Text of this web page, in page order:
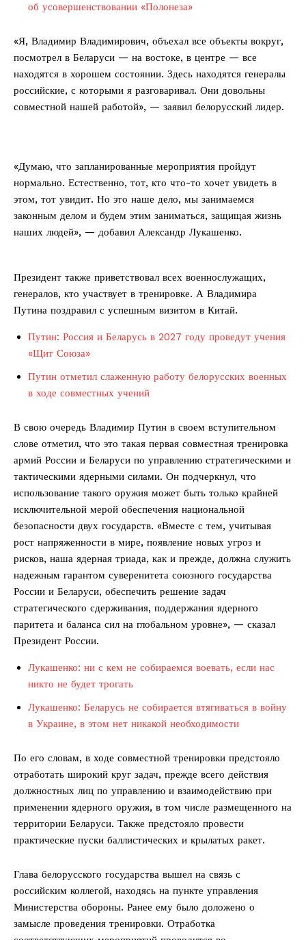
об усовершенствовании «Полонеза»
«Я, Владимир Владимирович, объехал все объекты вокруг,
посмотрел в Беларуси — на востоке, в центре — все
находятся в хорошем состоянии. Здесь находятся генералы
российские, с которыми я разговаривал. Они довольны
совместной нашей работой», — заявил белорусский лидер.
«Думаю, что запланированные мероприятия пройдут
нормально. Естественно, тот, кто что-то хочет увидеть в
этом, тот увидит. Но это наше дело, мы занимаемся
законным делом и будем этим заниматься, защищая жизнь
наших людей», — добавил Александр Лукашенко.
Президент также приветствовал всех военнослужащих,
генералов, кто участвует в тренировке. А Владимира
Путина поздравил с успешным визитом в Китай.
Путин: Россия и Беларусь в 2027 году проведут учения
«Щит Союза»
Путин отметил слаженную работу белорусских военных
в ходе совместных учений
В свою очередь Владимир Путин в своем вступительном
слове отметил, что это такая первая совместная тренировка
армий России и Беларуси по управлению стратегическими и
тактическими ядерными силами. Он подчеркнул, что
использование такого оружия может быть только крайней
исключительной мерой обеспечения национальной
безопасности двух государств. «Вместе с тем, учитывая
рост напряженности в мире, появление новых угроз и
рисков, наша ядерная триада, как и прежде, должна служить
надежным гарантом суверенитета союзного государства
России и Беларуси, обеспечить решение задач
стратегического сдерживания, поддержания ядерного
паритета и баланса сил на глобальном уровне», — сказал
Президент России.
Лукашенко: ни с кем не собираемся воевать, если нас
никто не будет трогать
Лукашенко: Беларусь не собирается втягиваться в войну
в Украине, в этом нет никакой необходимости
По его словам, в ходе совместной тренировки предстояло
отработать широкий круг задач, прежде всего действия
должностных лиц по управлению и взаимодействию при
применении ядерного оружия, в том числе размещенного на
территории Беларуси. Также предстояло провести
практические пуски баллистических и крылатых ракет.
Глава белорусского государства вышел на связь с
российским коллегой, находясь на пункте управления
Министерства обороны. Ранее ему было доложено о
замысле проведения тренировки. Отработка